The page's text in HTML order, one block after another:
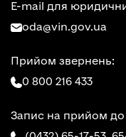
E-mail для
oda@vin.gov.ua
Прийом звернень:
0 800 216 433
Запис на прийом до